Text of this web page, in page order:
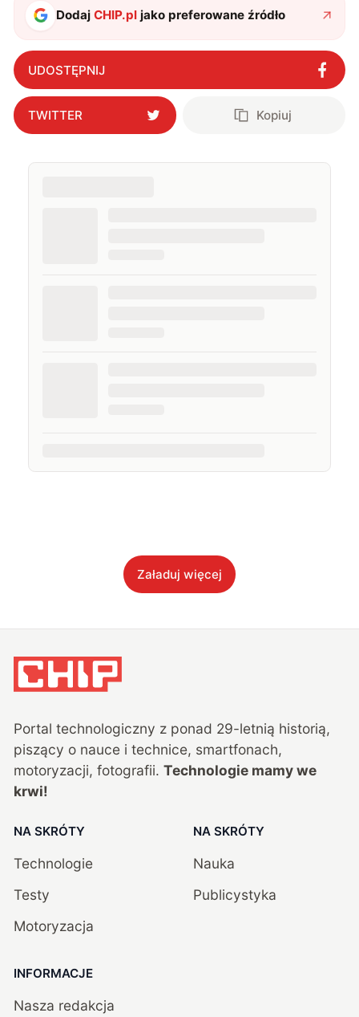
DodajCHIP.pl jako preferowane źródło
UDOSTĘPNIJ
TWITTER Kopiuj
Załaduj więcej
Portal technologiczny z ponad 29-letnią historią,
piszący o nauce i technice, smartfonach,
motoryzacji, fotografii. Technologie mamy we
krwi!
NA SKRÓTY
Technologie
Testy
Motoryzacja
NA SKRÓTY
Nauka
Publicystyka
INFORMACJE
Nasza redakcja